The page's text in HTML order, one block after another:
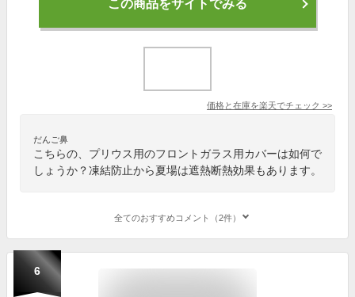
この商品をサイトでみる
価格と在庫を楽天でチェック >>
だんご鼻
こちらの、プリウス用のフロントガラス用カバーは如何で
しょうか？凍結防止から夏場は遮熱断熱効果もあります。
全てのおすすめコメント（2件）
6